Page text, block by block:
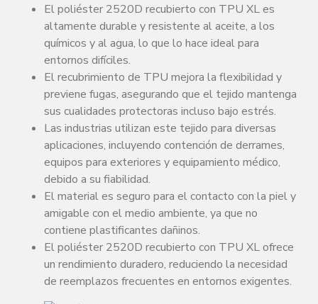
El poliéster 2520D recubierto con TPU XL es
altamente durable y resistente al aceite, a los
químicos y al agua, lo que lo hace ideal para
entornos difíciles.
El recubrimiento de TPU mejora la flexibilidad y
previene fugas, asegurando que el tejido mantenga
sus cualidades protectoras incluso bajo estrés.
Las industrias utilizan este tejido para diversas
aplicaciones, incluyendo contención de derrames,
equipos para exteriores y equipamiento médico,
debido a su fiabilidad.
El material es seguro para el contacto con la piel y
amigable con el medio ambiente, ya que no
contiene plastificantes dañinos.
El poliéster 2520D recubierto con TPU XL ofrece
un rendimiento duradero, reduciendo la necesidad
de reemplazos frecuentes en entornos exigentes.